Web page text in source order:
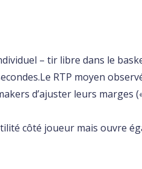
– tir libre dans le
RTP moyen
d’ajuster leurs marges
côté joueur mais ouvre